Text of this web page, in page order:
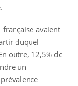
avaient
duquel
outre, 12,5% de
un